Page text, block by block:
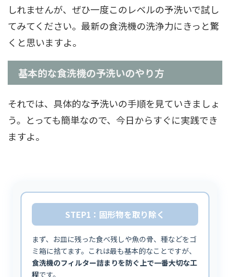
しれませんが、ぜひ一度このレベルの予洗いで試し
てみてください。最新の食洗機の洗浄力にきっと驚
くと思いますよ。
基本的な食洗機の予洗いのやり方
それでは、具体的な予洗いの手順を見ていきましょ
う。とっても簡単なので、今日からすぐに実践でき
ますよ。
STEP1：固形物を取り除く
まず、お皿に残った食べ残しや魚の骨、種などをゴ
ミ箱に捨てます。これは最も基本的なことですが、
食洗機のフィルター詰まりを防ぐ上で一番大切な工
程です。